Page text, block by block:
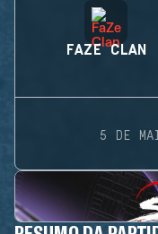
FAZE CLAN
5 DE